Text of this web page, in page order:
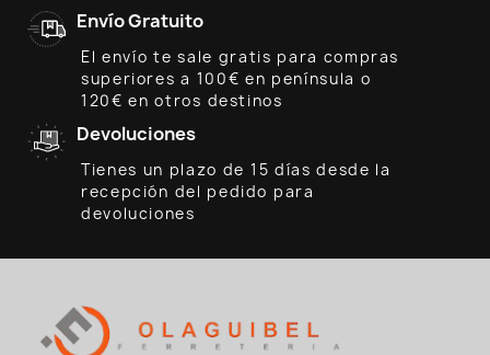
Envío Gratuito
El envío te sale gratis para compras
superiores a 100€ en península o
120€ en otros destinos
Devoluciones
Tienes un plazo de 15 días desde la
recepción del pedido para
devoluciones